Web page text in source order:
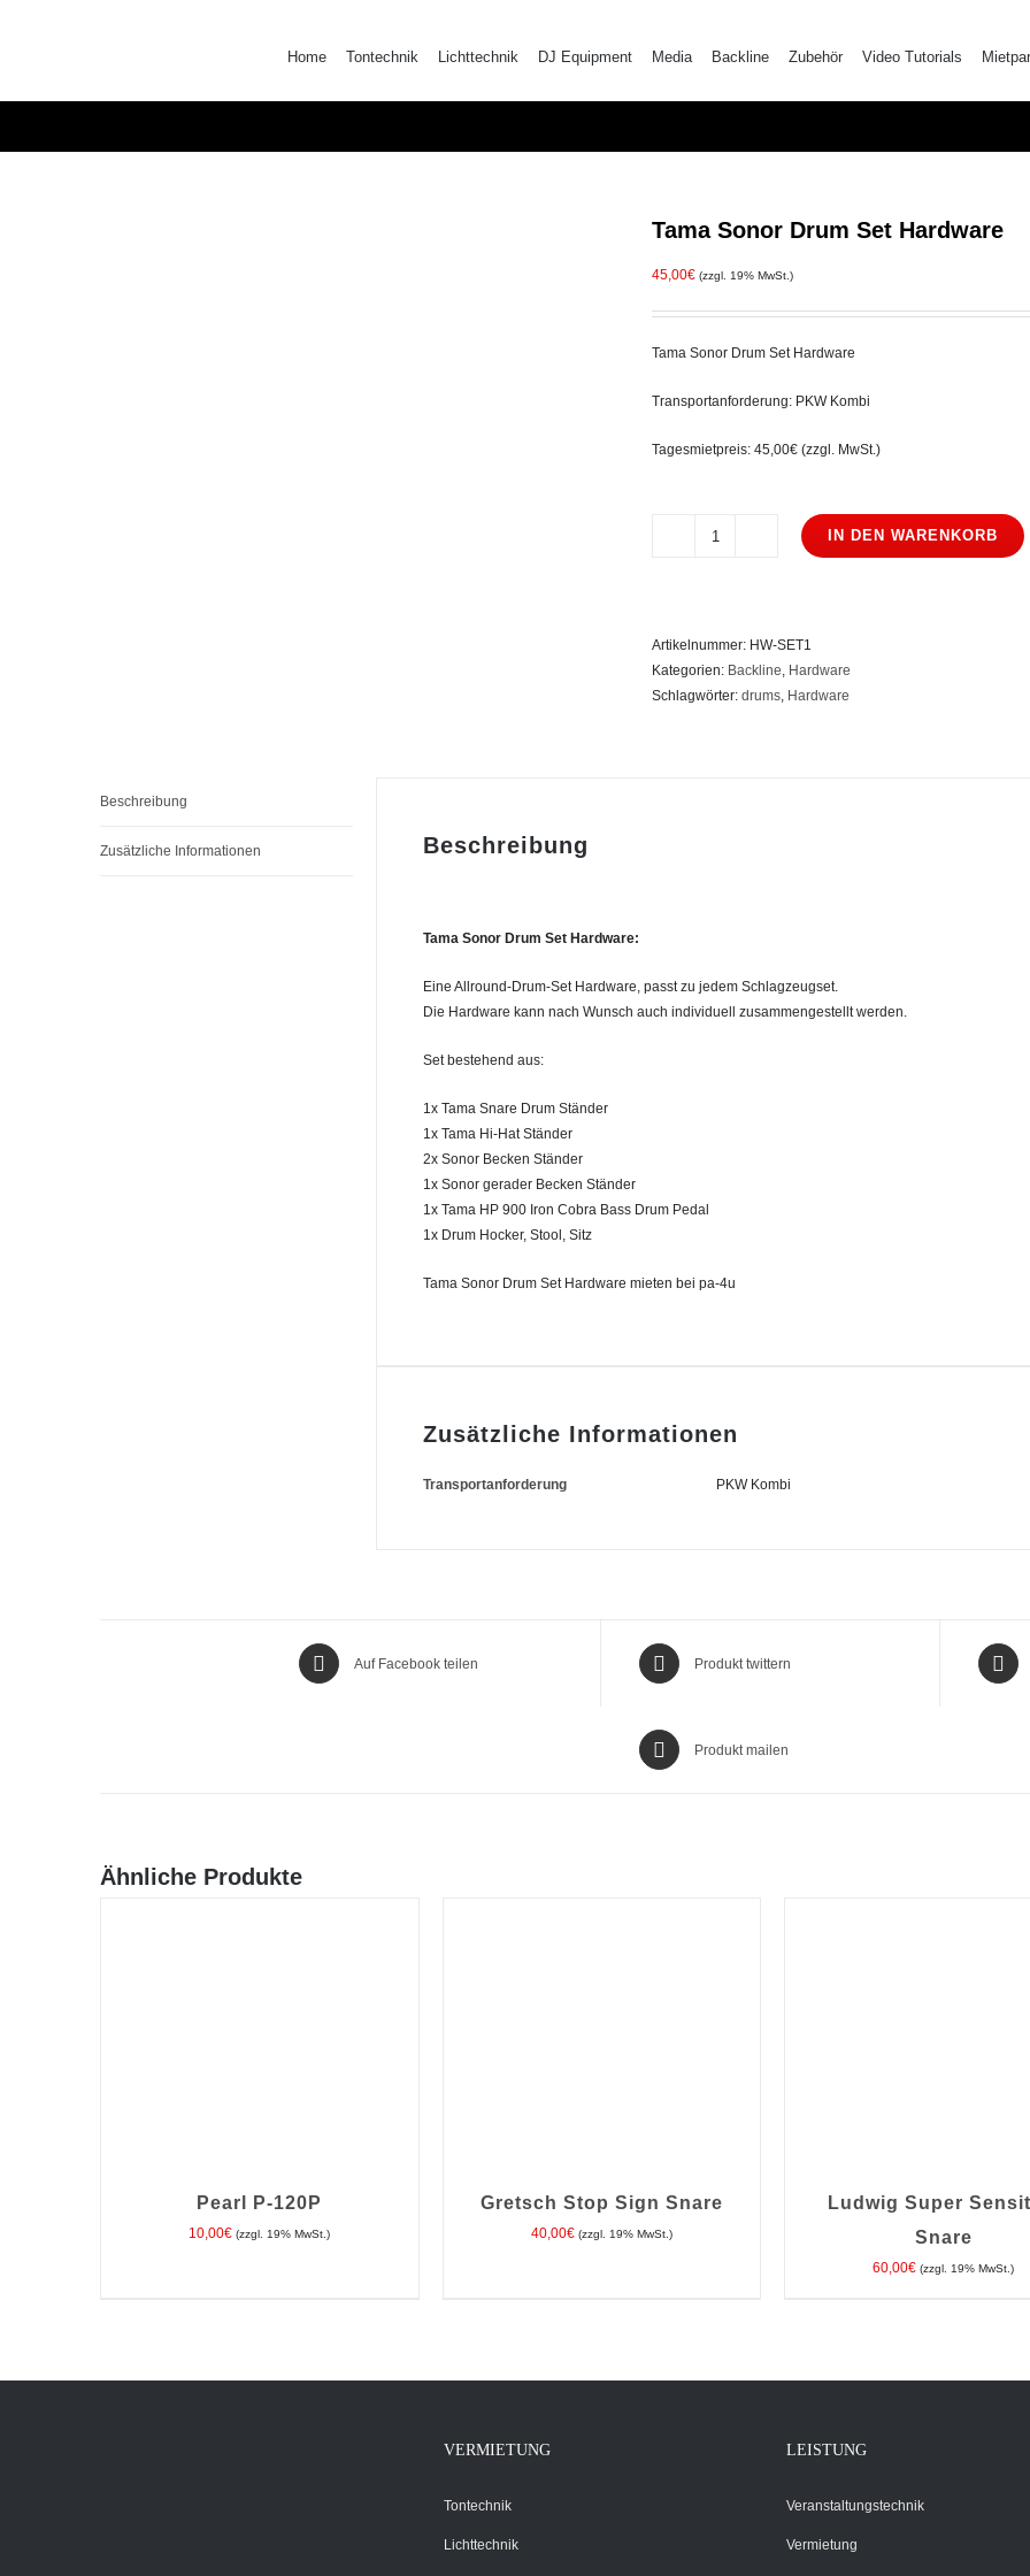
Home Tontechnik Lichttechnik DJ Equipment Media Backline Zubehör Video Tutorials
Tama Sonor Drum Set Hardware
45,00€ (zzgl. 19% MwSt.)
Tama Sonor Drum Set Hardware
Transportanforderung: PKW Kombi
Tagesmietpreis: 45,00€ (zzgl. MwSt.)
Tama
Hardware
Menge
IN DEN WARENKORB
Artikelnummer: HW-SET1
Kategorien: Backline, Hardware
Schlagwörter: drums, Hardware
Beschreibung
Zusätzliche Informationen Beschreibung
Tama Sonor Drum Set Hardware:
Eine Allround-Drum-Set Hardware, passt zu jedem Schlagzeugset.
Die Hardware kann nach Wunsch auch individuell zusammengestellt werden.
Set bestehend aus:
1x Tama Snare Drum Ständer
1x Tama Hi-Hat Ständer
2x Sonor Becken Ständer
1x Sonor gerader Becken Ständer
1x Tama HP 900 Iron Cobra Bass Drum Pedal
1x Drum Hocker, Stool, Sitz
Tama Sonor Drum Set Hardware mieten bei pa-4u
Zusätzliche Informationen
Transportanforderung PKW Kombi
Auf Facebook teilen Produkt twittern
Produkt mailen
Ähnliche Produkte
Pearl P-120P
10,00€ (zzgl. 19% MwSt.)
Gretsch Stop Sign Snare
40,00€ (zzgl. 19% MwSt.)
Ludwig Super
Snare
60,00€ (zzgl. 19% MwSt.)
VERMIETUNG
Tontechnik
Lichttechnik
LEISTUNG
Veranstaltungstechnik
Vermietung